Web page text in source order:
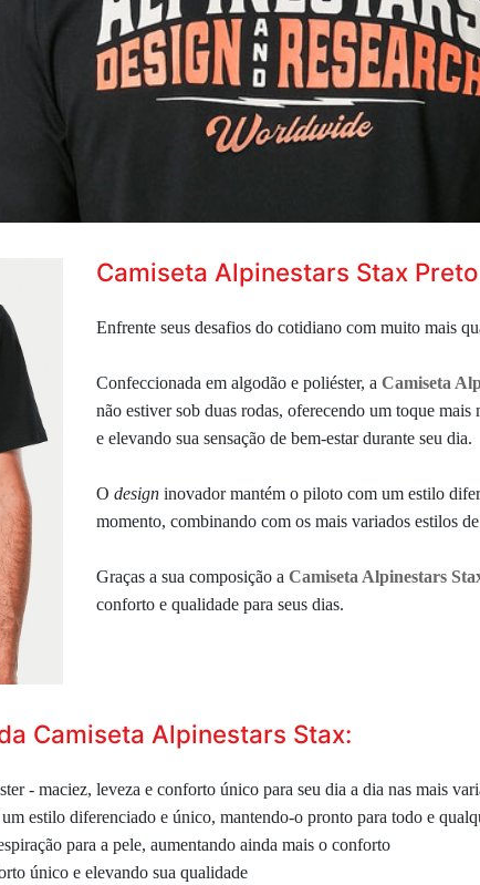
Camiseta Alpinestars Stax Preto
Enfrente seus desafios do cotidiano com muito mais
Confeccionada em algodão e poliéster, a Camiseta
não estiver sob duas rodas, oferecendo um toque mais
e elevando sua sensação de bem-estar durante seu dia.
O design inovador mantém o piloto com um estilo
momento, combinando com os mais variados estilos
Graças a sua composição a Camiseta Alpinestars
conforto e qualidade para seus dias.
Camiseta Alpinestars Stax:
- maciez, leveza e conforto único para seu dia a dia nas mais
estilo diferenciado e único, mantendo-o pronto para todo e
para a pele, aumentando ainda mais o conforto
único e elevando sua qualidade